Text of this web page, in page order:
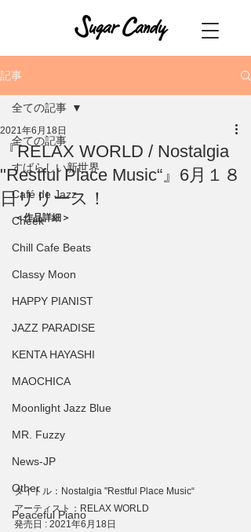
記事
全ての記事
すばらしい新世界
Café de Jazz
Cheek
Chill Cafe Beats
Classy Moon
HAPPY PIANIST
JAZZ PARADISE
KENTA HAYASHI
MAOCHICA
Moonlight Jazz Blue
MR. Fuzzy
News-JP
Other
Peaceful Piano
全ての記事
『RELAX WORLD / Nostalgia
"Restful Place Music“』6月１８
日リリース！
2021年6月18日
＜作品詳細＞
タイトル：Nostalgia "Restful Place Music“
アーティスト：RELAX WORLD
発売日 : 2021年6月18日